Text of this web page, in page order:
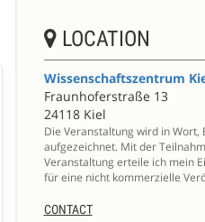
LOCATION
Wissenschaftszentrum
Fraunhoferstraße 13
24118 Kiel
Die Veranstaltung wird in Wort,
aufgezeichnet. Mit der
Veranstaltung erteile ich mein
für eine nicht kommerzielle
CONTACT